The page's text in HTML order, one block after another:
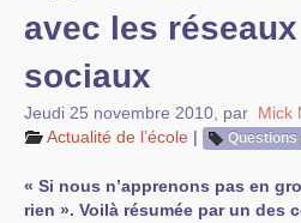
EDITO
avec les réseaux
sociaux
Jeudi 25 novembre 2010 par Mick
Actualité de l’école | Questions
« Si nous n’apprenons pas en
rien ». Voilà résumée par un des